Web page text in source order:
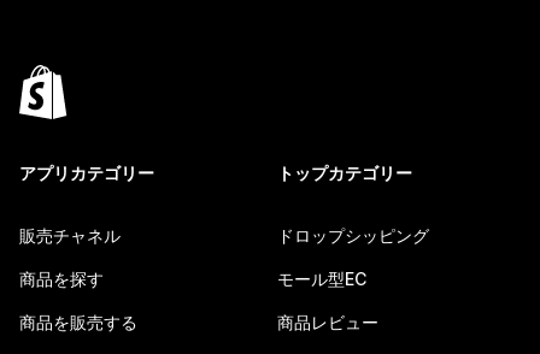
アプリカテゴリー
販売チャネル
商品を探す
商品を販売する
トップカテゴリー
ドロップシッピング
モール型EC
商品レビュー